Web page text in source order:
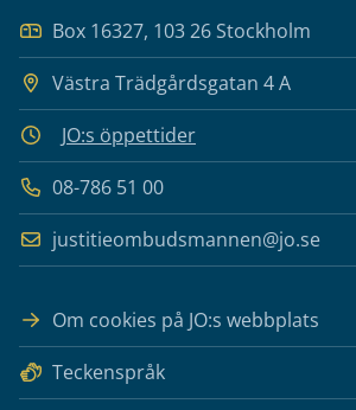
Box 16327, 103 26 Stockholm
Västra Trädgårdsgatan 4 A
JO:s öppettider
08-786 51 00
justitieombudsmannen@jo.se
Om cookies på JO:s webbplats
Teckenspråk